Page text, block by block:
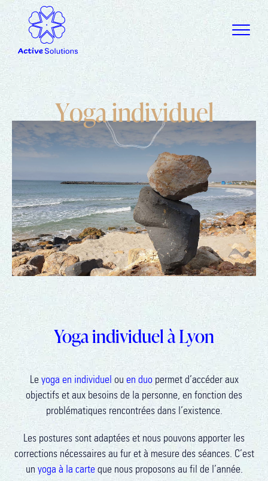
Yogaindividuel
Yoga individuel à Lyon
Leyoga en individuel ou en duopermet d’accéder aux
objectifs et aux besoins de la personne, en fonction des
problématiques rencontrées dans l’existence.
Les postures sont adaptées et nous pouvons apporter les
corrections nécessaires au fur et à mesure des séances. C’est
un yoga à la carteque nous proposons au fil de l’année.